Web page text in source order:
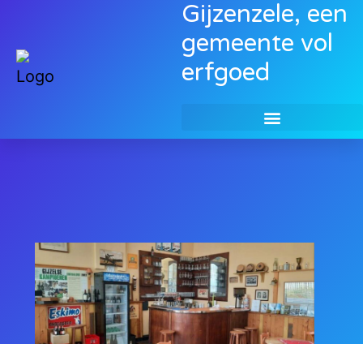
Gijzenzele, een
gemeente vol
erfgoed